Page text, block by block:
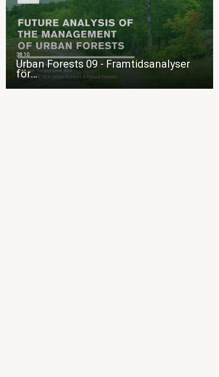
Urban Forests 09 - Framtidsanalyser
för…